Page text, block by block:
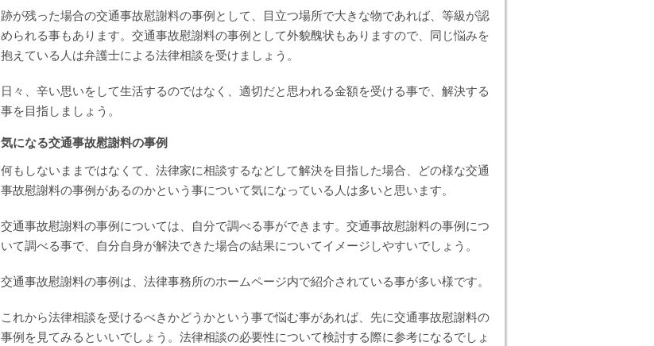
跡が残った場合の交通事故慰謝料の事例として、目立つ場所で大きな物であれば、等級が認
められる事もあります。交通事故慰謝料の事例として外貌醜状もありますので、同じ悩みを
抱えている人は弁護士による法律相談を受けましょう。
日々、辛い思いをして生活するのではなく、適切だと思われる金額を受ける事で、解決する
事を目指しましょう。
気になる交通事故慰謝料の事例
何もしないままではなくて、法律家に相談するなどして解決を目指した場合、どの様な交通
事故慰謝料の事例があるのかという事について気になっている人は多いと思います。
交通事故慰謝料の事例については、自分で調べる事ができます。交通事故慰謝料の事例につ
いて調べる事で、自分自身が解決できた場合の結果についてイメージしやすいでしょう。
交通事故慰謝料の事例は、法律事務所のホームページ内で紹介されている事が多い様です。
これから法律相談を受けるべきかどうかという事で悩む事があれば、先に交通事故慰謝料の
事例を見てみるといいでしょう。法律相談の必要性について検討する際に参考になるでしょ